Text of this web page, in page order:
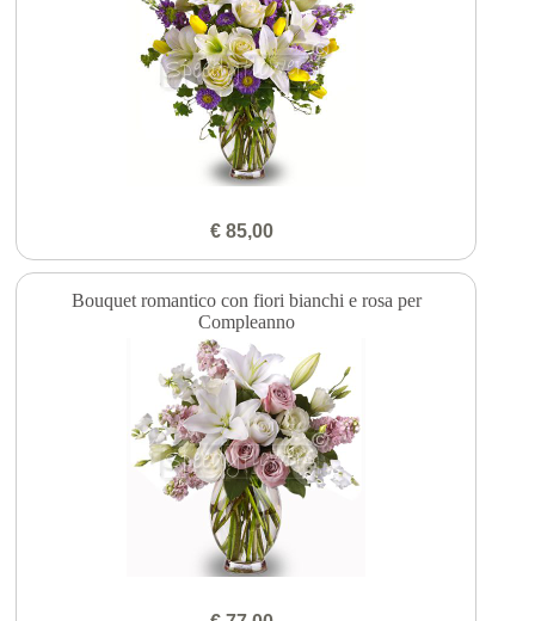
€ 85,00
Bouquet romantico con fiori bianchi e rosa per
Compleanno